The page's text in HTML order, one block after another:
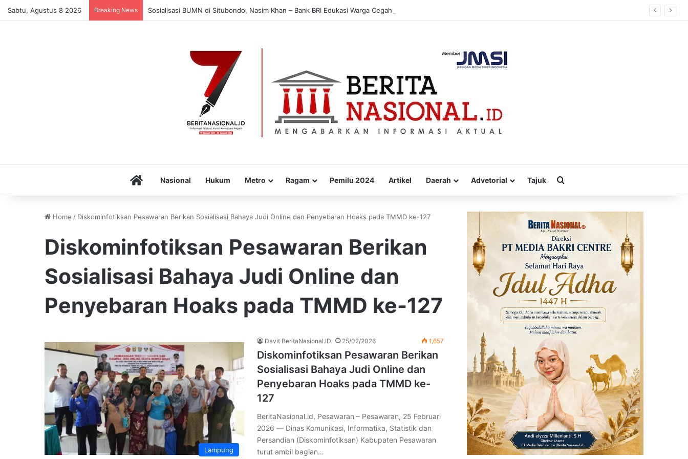
Sabtu, Agustus 8 2026 Breaking News Sosialisasi BUMN di Situbondo, Nasim Khan – Bank BRI Edukasi Warga Cegah Penipuan Digital
HomeNasional Hukum Metro Ragam Pemilu 2024 Artikel Daerah Advetorial Tajuk
Home / Diskominfotiksan Pesawaran Berikan Sosialisasi Bahaya Judi Online dan Penyebaran Hoaks pada TMMD ke-127
Diskominfotiksan Pesawaran Berikan
Sosialisasi Bahaya Judi Online dan
Penyebaran Hoaks pada TMMD ke-127
Lampung
Davit BeritaNasional.ID 25/02/2026 1,657
Diskominfotiksan Pesawaran Berikan
Sosialisasi Bahaya Judi Online dan
Penyebaran Hoaks pada TMMD ke-
127
BeritaNasional.id, Pesawaran – Pesawaran, 25 Februari
2026 — Dinas Komunikasi, Informatika, Statistik dan
Persandian (Diskominfotiksan) Kabupaten Pesawaran
turut ambil bagian…